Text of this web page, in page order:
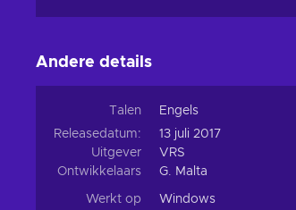
Andere details
Talen
Engels
Releasedatum:
13 juli 2017
Uitgever
VRS
Ontwikkelaars
G. Malta
Werkt op Windows